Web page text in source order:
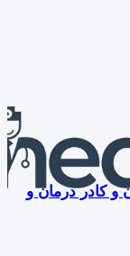
و کادر درمان و